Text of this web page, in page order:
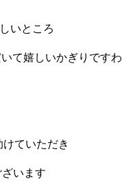
ろ
りですわ
ただき
す